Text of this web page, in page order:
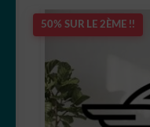
50% SUR LE 2ÈME !!